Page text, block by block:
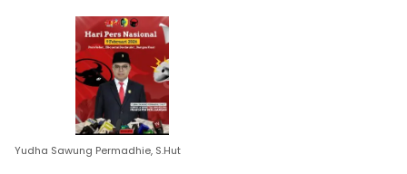
Yudha Sawung Permadhie, S.Hut